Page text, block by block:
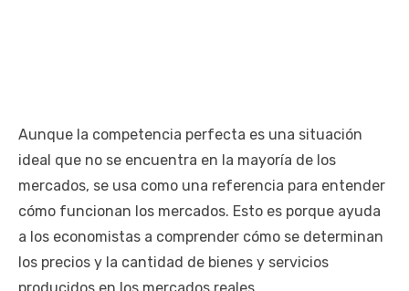
Aunque la competencia perfecta es una situación
ideal que no se encuentra en la mayoría de los
mercados, se usa como una referencia para entender
cómo funcionan los mercados. Esto es porque ayuda
a los economistas a comprender cómo se determinan
los precios y la cantidad de bienes y servicios